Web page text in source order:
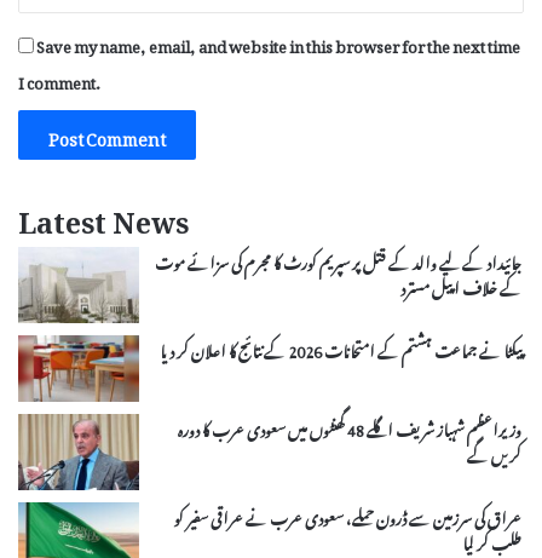
Save my name, email, and website in this browser for the next time
I comment.
Latest News
جائیداد کے لیے والد کے قتل پر سپریم کورٹ کا مجرم کی سزائے موت
کے خلاف اپیل مسترد
پیکٹا نے جماعت ہشتم کے امتحانات 2026 کے نتائج کا اعلان کر دیا
وزیراعظم شہباز شریف اگلے 48 گھنٹوں میں سعودی عرب کا دورہ
کریں گے
عراق کی سرزمین سے ڈرون حملے، سعودی عرب نے عراقی سفیر کو
طلب کر لیا